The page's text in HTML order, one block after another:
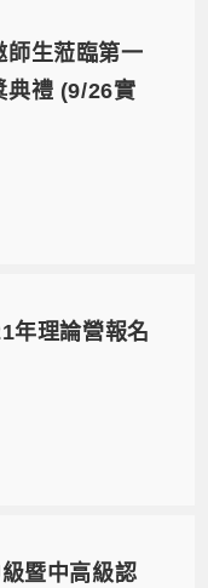
師生蒞臨第一
典禮 (9/26實
年理論營報名
暨中高級認